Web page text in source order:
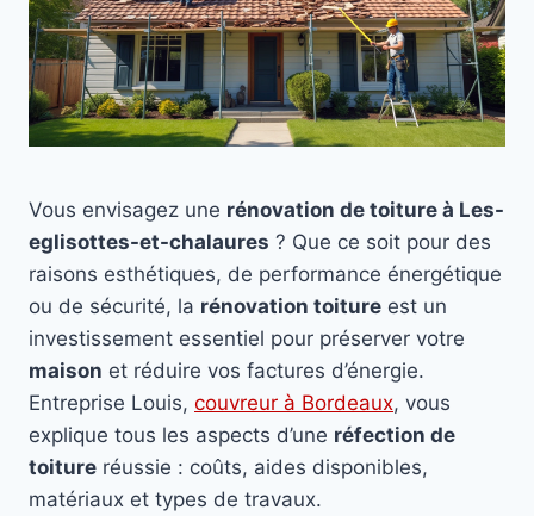
Vous envisagez une rénovation de toiture à Les-
eglisottes-et-chalaures ? Que ce soit pour des
raisons esthétiques, de performance énergétique
ou de sécurité, la rénovation toiture est un
investissement essentiel pour préserver votre
maison et réduire vos factures d’énergie.
Entreprise Louis, couvreur à Bordeaux, vous
explique tous les aspects d’une réfection de
toiture réussie : coûts, aides disponibles,
matériaux et types de travaux.